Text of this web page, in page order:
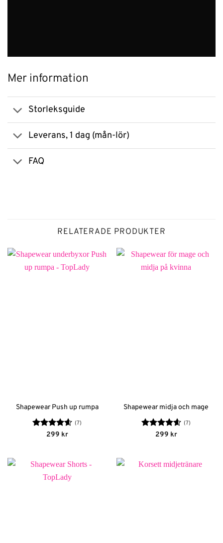
Mer information
Storleksguide
Leverans, 1 dag (mån-lör)
FAQ
RELATERADE PRODUKTER
Shapewear Push up rumpa
Betygsatt
(7)
299 kr
Shapewear midja och mage
Betygsatt
(7)
299 kr